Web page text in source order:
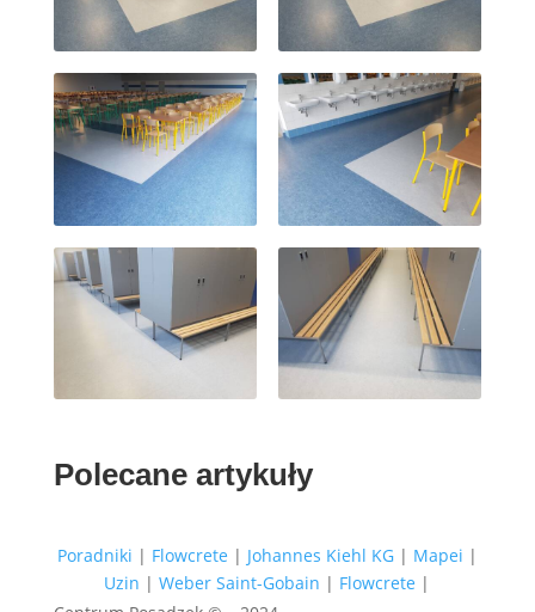
Polecane artykuły
Poradniki | Flowcrete | Johannes Kiehl KG| Mapei |
Uzin |Weber Saint-Gobain | Flowcrete |